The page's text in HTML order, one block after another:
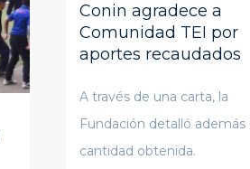
Conin agradece a
Comunidad TEI por
aportes recaudados
A través de una carta, la
Fundación detalló además
cantidad obtenida.